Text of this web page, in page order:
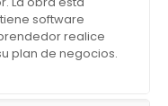
software
realice
plan de negocios.